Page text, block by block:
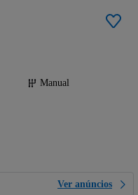
Manual
Ver anúncios